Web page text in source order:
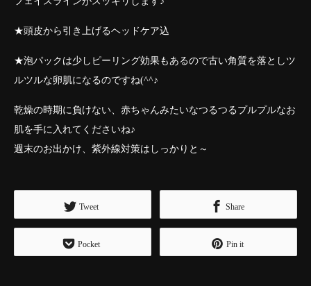
★頭皮から引き上げるヘッドケア込
★泡パックは少しピーリング効果もあるので古い角質を落としツ
ルツルな卵肌になるのですね(^^♪
乾燥の時期に負けない、赤ちゃんみたいなつるつるプルプルなお
肌を手に入れてくださいね♪
週末のお出かけ、紫外線対策はしっかりと～
Tweet Share
Pocket Pin it